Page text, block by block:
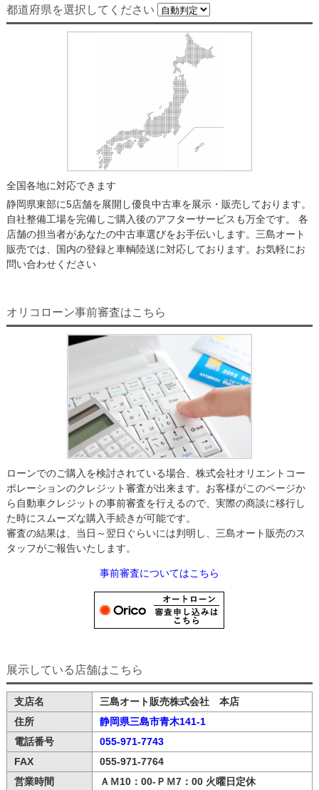
都道府県を選択してください
全国各地に対応できます
静岡県東部に5店舗を展開し優良中古車を展示・販売しております。
自社整備工場を完備しご購入後のアフターサービスも万全です。 各
店舗の担当者があなたの中古車選びをお手伝いします。三島オート
販売では、国内の登録と車輌陸送に対応しております。お気軽にお
問い合わせください
オリコローン事前審査はこちら
ローンでのご購入を検討されている場合、株式会社オリエントコー
ポレーションのクレジット審査が出来ます。お客様がこのページか
ら自動車クレジットの事前審査を行えるので、実際の商談に移行し
た時にスムーズな購入手続きが可能です。
審査の結果は、当日～翌日ぐらいには判明し、三島オート販売のス
タッフがご報告いたします。
事前審査についてはこちら
展示している店舗はこちら
支店名
三島オート販売株式会社 本店
住所
静岡県三島市青木141-1
電話番号
055-971-7743
FAX
055-971-7764
営業時間
ＡＭ10：00-ＰＭ7：00 火曜日定休